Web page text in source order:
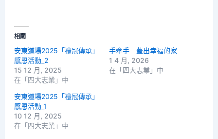
相關
安東道場2025「禮冠傳承」
感恩活動_2
15 12 月, 2025
在「四大志業」中
手牽手 蓋出幸福的家
1 4 月, 2026
在「四大志業」中
安東道場2025「禮冠傳承」
感恩活動_1
10 12 月, 2025
在「四大志業」中